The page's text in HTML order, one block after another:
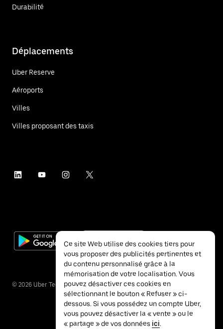
Durabilité
Déplacements
Uber Reserve
Aéroports
Villes
Villes proposant des taxis
© 2026 Uber Technologies Inc.
Ce site Web utilise des cookies tiers pour
vous proposer des publicités pertinentes et
du contenu personnalisé grâce à la
mémorisation de votre localisation. Vous
pouvez désactiver ces cookies en
sélectionnant le bouton « Refuser » ci-
dessous. Si vous possédez un compte Uber,
vous pouvez désactiver la « vente » ou le
« partage » de vos données ici.